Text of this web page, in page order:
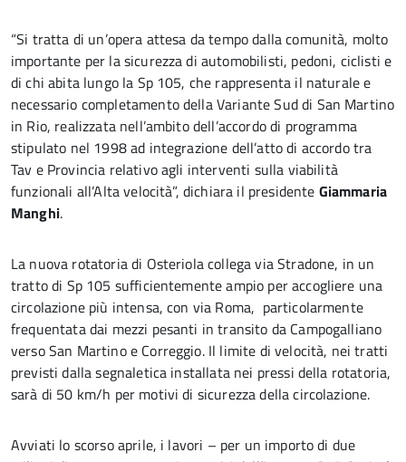
“Si tratta di un’opera attesa da tempo dalla comunità, molto
importante per la sicurezza di automobilisti, pedoni, ciclisti e
di chi abita lungo la Sp 105, che rappresenta il naturale e
necessario completamento della Variante Sud di San Martino
in Rio, realizzata nell’ambito dell’accordo di programma
stipulato nel 1998 ad integrazione dell’atto di accordo tra
Tav e Provincia relativo agli interventi sulla viabilità
funzionali all’Alta velocità”, dichiara il presidente Giammaria
Manghi.
La nuova rotatoria di Osteriola collega via Stradone, in un
tratto di Sp 105 sufficientemente ampio per accogliere una
circolazione più intensa, con via Roma, particolarmente
frequentata dai mezzi pesanti in transito da Campogalliano
verso San Martino e Correggio. Il limite di velocità, nei tratti
previsti dalla segnaletica installata nei pressi della rotatoria,
sarà di 50 km/h per motivi di sicurezza della circolazione.
Avviati lo scorso aprile, i lavori – per un importo di due